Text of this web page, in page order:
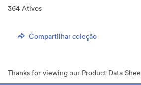
364 Ativos
Compartilhar coleção
Thanks for viewing our Product Data